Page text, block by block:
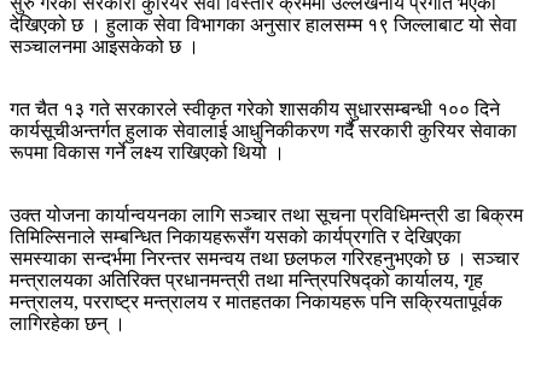
देखिएको छ । हुलाक सेवा विभागका अनुसार हालसम्म १९ जिल्लाबाट यो सेवा
सञ्चालनमा आइसकेको छ ।
गत चैत १३ गते सरकारले स्वीकृत गरेको शासकीय सुधारसम्बन्धी १०० दिने
कार्यसूचीअन्तर्गत हुलाक सेवालाई आधुनिकीकरण गर्दै सरकारी कुरियर सेवाका
रूपमा विकास गर्ने लक्ष्य राखिएको थियो ।
उक्त योजना कार्यान्वयनका लागि सञ्चार तथा सूचना प्रविधिमन्त्री डा बिक्रम
तिमिल्सिनाले सम्बन्धित निकायहरूसँग यसको कार्यप्रगति र देखिएका
समस्याका सन्दर्भमा निरन्तर समन्वय तथा छलफल गरिरहनुभएको छ । सञ्चार
मन्त्रालयका अतिरिक्त प्रधानमन्त्री तथा मन्त्रिपरिषद्को कार्यालय, गृह
मन्त्रालय, परराष्ट्र मन्त्रालय र मातहतका निकायहरू पनि सक्रियतापूर्वक
लागिरहेका छन् ।